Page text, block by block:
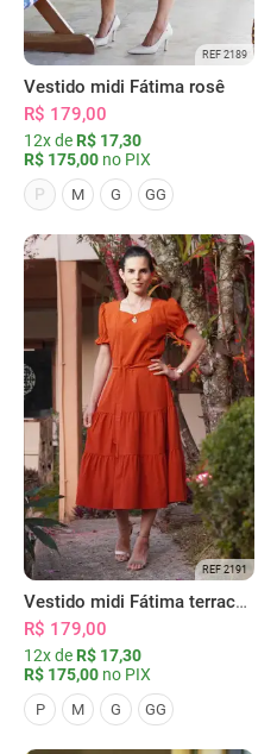
REF 2189
Vestido midi Fátima rosê
R$ 179,00
12x de R$ 17,30
R$ 175,00 no PIX
P
M G GG
REF 2191
Vestido midi Fátima terracota
R$ 179,00
12x de R$ 17,30
R$ 175,00 no PIX
P M G GG